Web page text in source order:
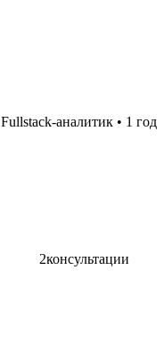
Fullstack-аналитик • 1 год
2консультации